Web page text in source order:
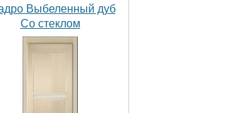
Выбеленный дуб
Со стеклом